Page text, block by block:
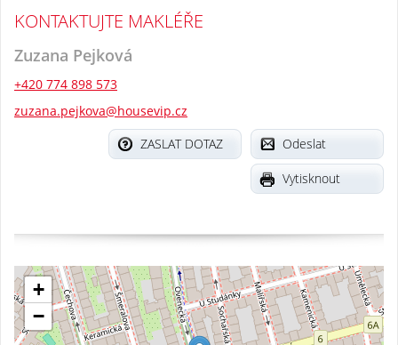
KONTAKTUJTE MAKLÉŘE
Zuzana Pejková
+420 774 898 573
zuzana.pejkova@housevip.cz
Odeslat
ZASLAT DOTAZ
Vytisknout
+
−